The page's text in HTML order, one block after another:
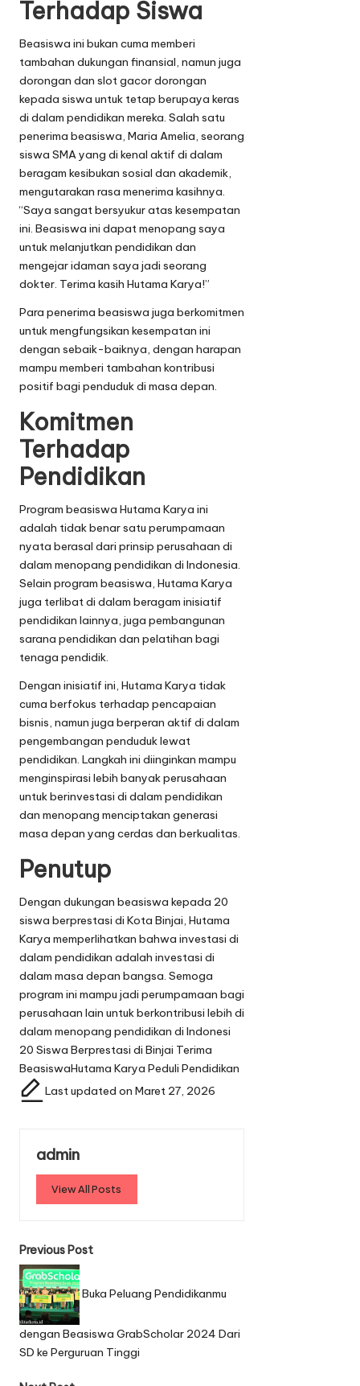
Terhadap Siswa
Beasiswa ini bukan cuma memberi
tambahan dukungan finansial, namun juga
dorongan dan slot gacordorongan
kepada siswa untuk tetap berupaya keras
di dalam pendidikan mereka. Salah satu
penerima beasiswa, Maria Amelia, seorang
siswa SMA yang di kenal aktif di dalam
beragam kesibukan sosial dan akademik,
mengutarakan rasa menerima kasihnya.
“Saya sangat bersyukur atas kesempatan
ini. Beasiswa ini dapat menopang saya
untuk melanjutkan pendidikan dan
mengejar idaman saya jadi seorang
dokter. Terima kasih Hutama Karya!”
Para penerima beasiswa juga berkomitmen
untuk mengfungsikan kesempatan ini
dengan sebaik-baiknya, dengan harapan
mampu memberi tambahan kontribusi
positif bagi penduduk di masa depan.
Komitmen
Terhadap
Pendidikan
Program beasiswa Hutama Karya ini
adalah tidak benar satu perumpamaan
nyata berasal dari prinsip perusahaan di
dalam menopang pendidikan di Indonesia.
Selain program beasiswa, Hutama Karya
juga terlibat di dalam beragam inisiatif
pendidikan lainnya, juga pembangunan
sarana pendidikan dan pelatihan bagi
tenaga pendidik.
Dengan inisiatif ini, Hutama Karya tidak
cuma berfokus terhadap pencapaian
bisnis, namun juga berperan aktif di dalam
pengembangan penduduk lewat
pendidikan. Langkah ini diinginkan mampu
menginspirasi lebih banyak perusahaan
untuk berinvestasi di dalam pendidikan
dan menopang menciptakan generasi
masa depan yang cerdas dan berkualitas.
Penutup
Dengan dukungan beasiswa kepada 20
siswa berprestasi di Kota Binjai, Hutama
Karya memperlihatkan bahwa investasi di
dalam pendidikan adalah investasi di
dalam masa depan bangsa. Semoga
program ini mampu jadi perumpamaan bagi
perusahaan lain untuk berkontribusi lebih di
dalam menopang pendidikan di Indonesi
T
a
g
s
20 Siswa Berprestasi di Binjai Terima
BeasiswaHutama Karya Peduli Pendidikan
Last updated on Maret 27, 2026
admin
View All Posts
P
o
s
t
n
Previous Post
Buka Peluang Pendidikanmu
dengan Beasiswa GrabScholar 2024 Dari
SD ke Perguruan Tinggi